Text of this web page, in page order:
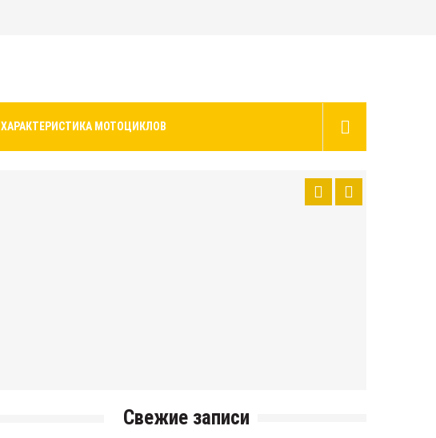
ХАРАКТЕРИСТИКА МОТОЦИКЛОВ
Свежие записи